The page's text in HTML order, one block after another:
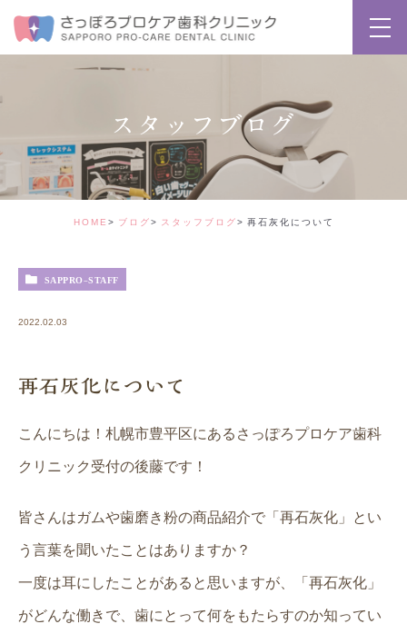
スタッフブログ
HOME ブログ スタッフブログ 再石灰化について
SAPPRO-STAFF
2022.02.03
再石灰化について
こんにちは！札幌市豊平区にあるさっぽろプロケア歯科
クリニック受付の後藤です！
皆さんはガムや歯磨き粉の商品紹介で「再石灰化」とい
う言葉を聞いたことはありますか？
一度は耳にしたことがあると思いますが、「再石灰化」
がどんな働きで、歯にとって何をもたらすのか知ってい